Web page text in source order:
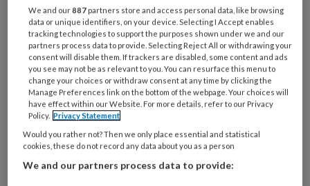
organisatie
werk
je?
Untitled
Ontvang 2x per week de
KinderopvangTotaal nieuwsbrief
Ontvang iedere zondag het
Management Kinderopvang
Weekoverzicht
Ja, ik geef toestemming voor e-mails
We and our887 partners store and access personal data, like browsing
data or unique identifiers, on your device. Selecting I Accept enables
tracking technologies to support the purposes shown under we and our
partners process data to provide. Selecting Reject All or withdrawing your
consent will disable them. If trackers are disabled, some content and ads
you see may not be as relevant to you. You can resurface this menu to
change your choices or withdraw consent at any time by clicking the
Manage Preferences link on the bottom of the webpage. Your choices will
have effect within our Website. For more details, refer to our Privacy
Policy. Privacy Statement
Would you rather not? Then we only place essential and statistical
cookies, these do not record any data about you as a person
We and our partners process data to provide: